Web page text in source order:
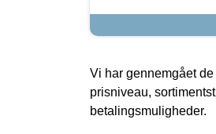
Vi har gennemgået
prisniveau,
betalingsmuligheder.